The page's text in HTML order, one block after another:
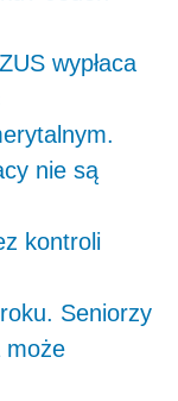
wypłaca
nie są
kontroli
Seniorzy
może